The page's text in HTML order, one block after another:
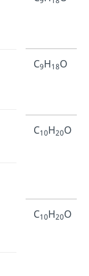
C9H18O
C10H20O
C10H20O